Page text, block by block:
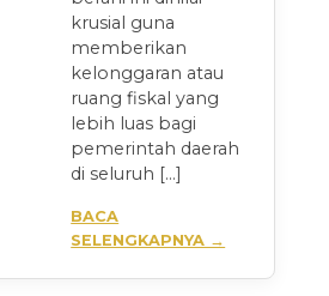
krusial guna
memberikan
kelonggaran atau
ruang fiskal yang
lebih luas bagi
pemerintah daerah
di seluruh […]
BACA
SELENGKAPNYA →